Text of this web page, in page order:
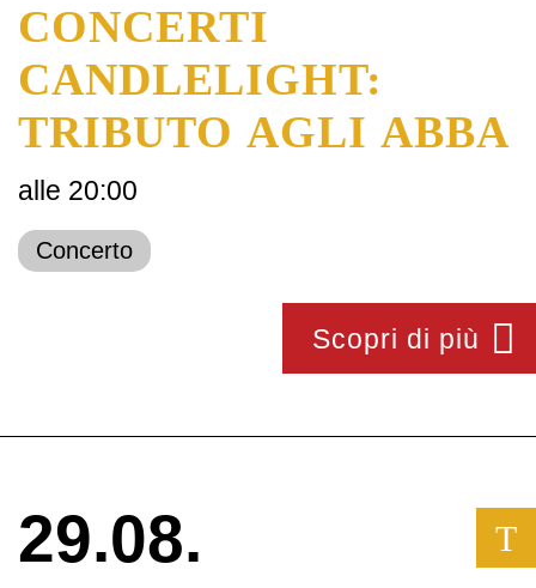
CONCERTI
CANDLELIGHT:
TRIBUTO AGLI ABBA
alle 20:00
Concerto
Scopri di più
29.08. T